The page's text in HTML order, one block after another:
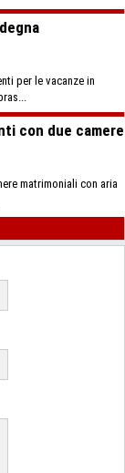
per le vacanze in
con due camere
matrimoniali con aria